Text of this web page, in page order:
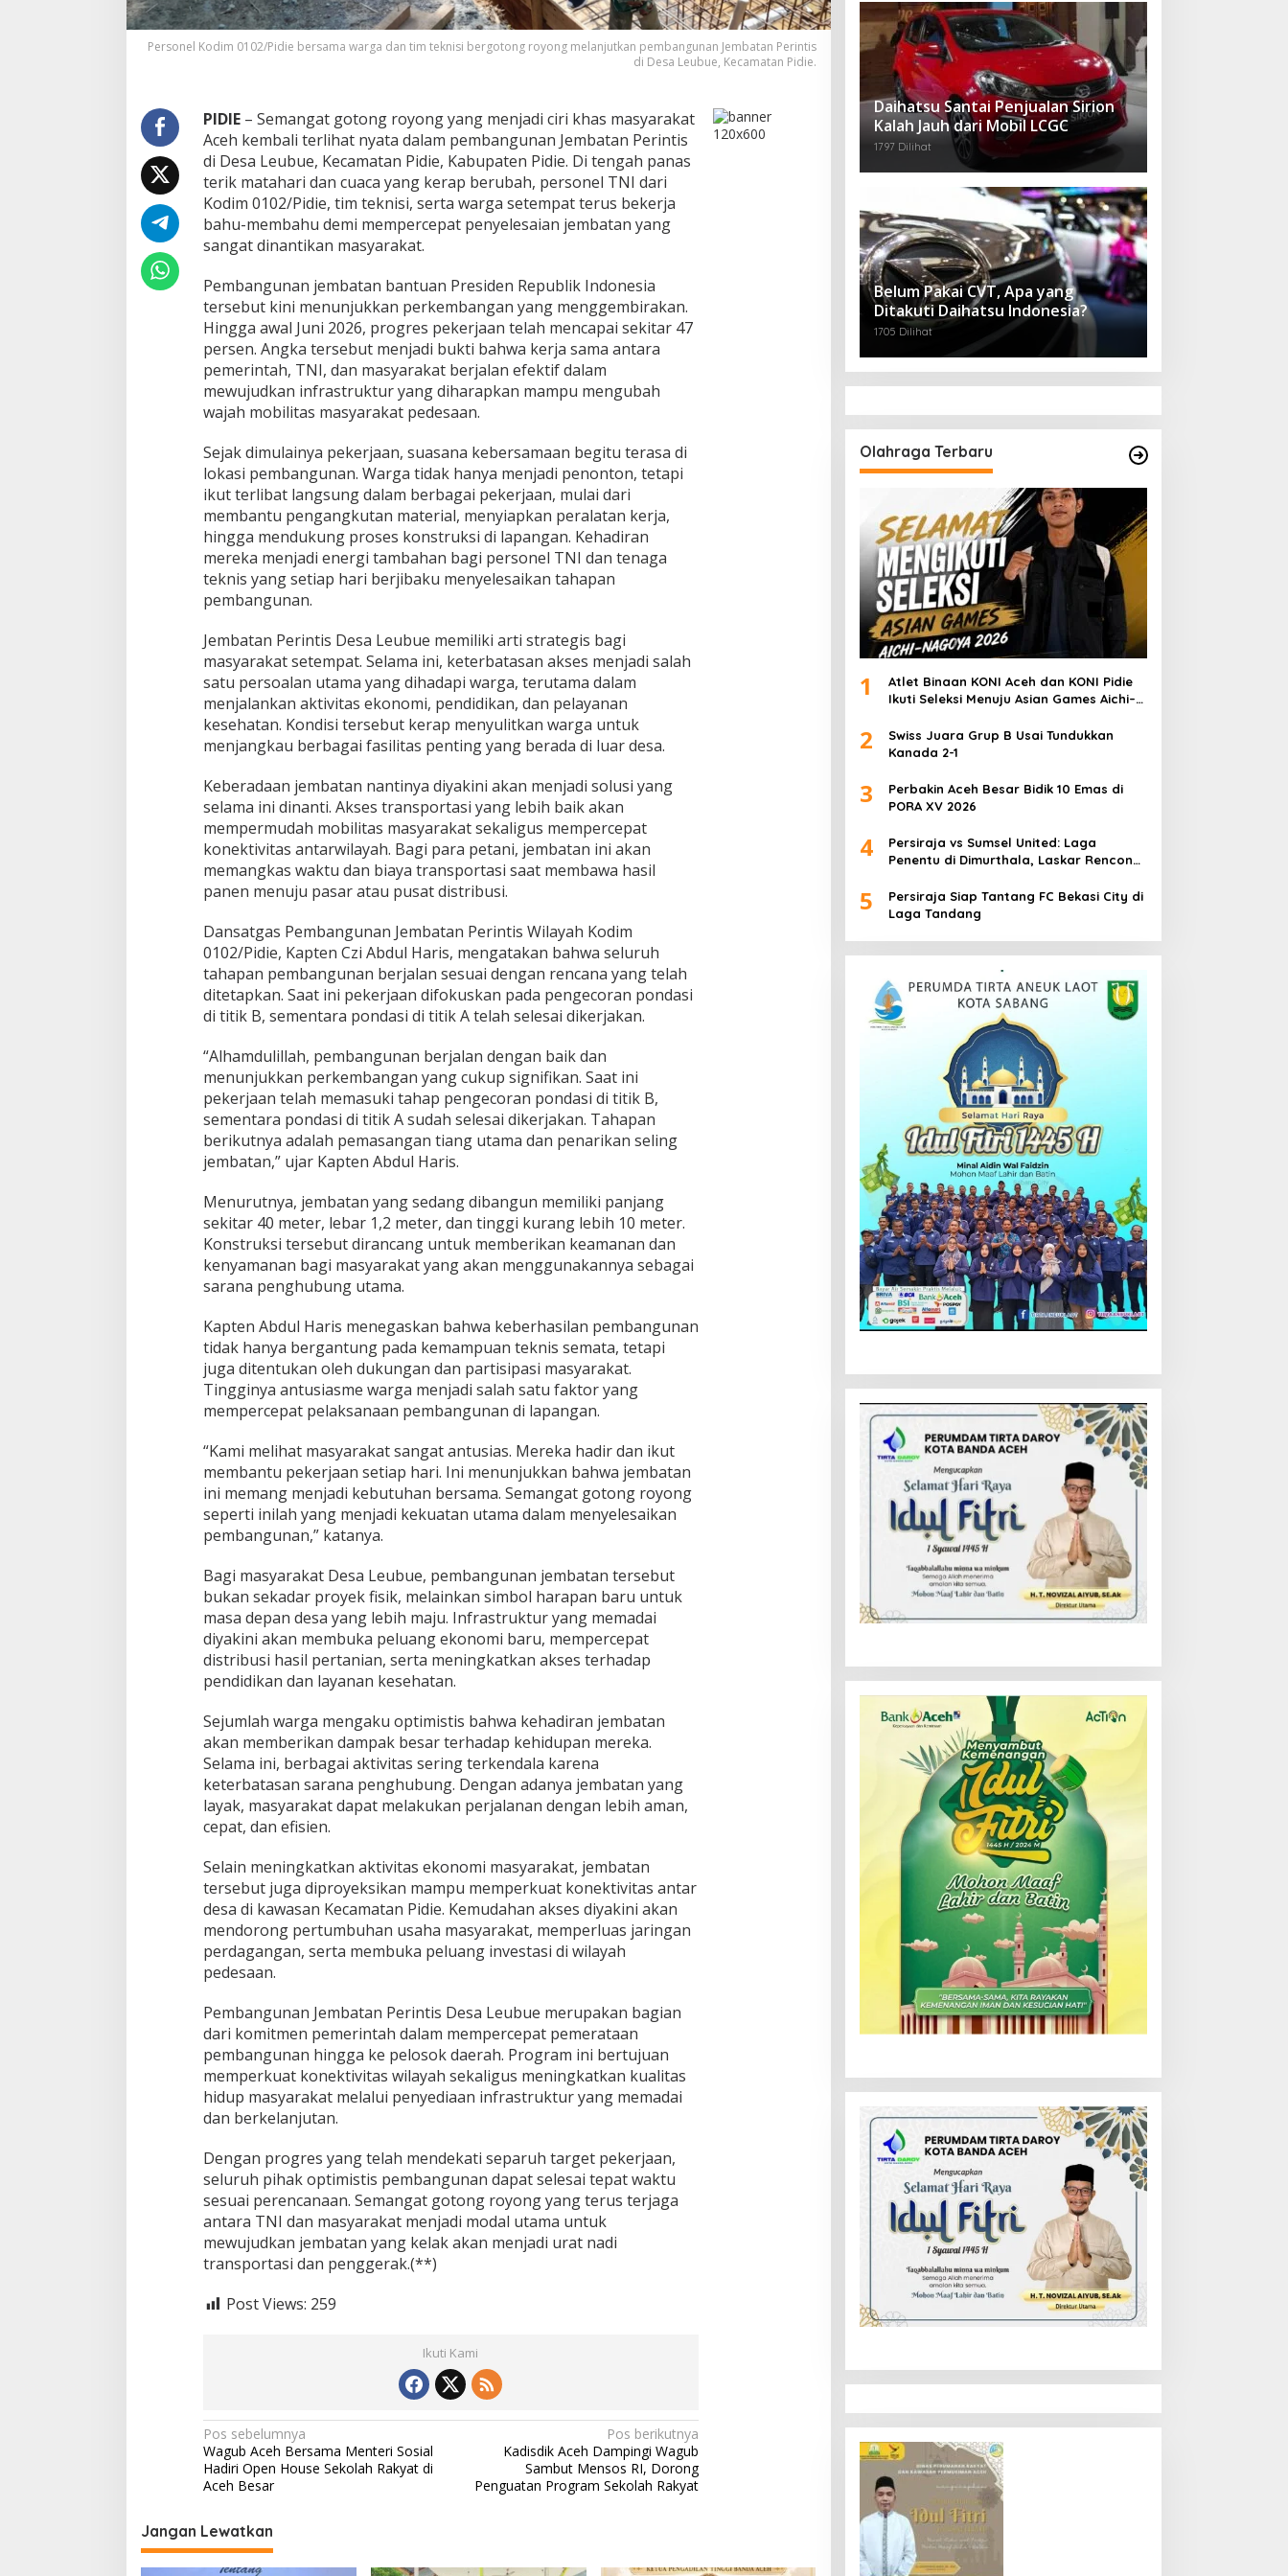
e
,
P
r
e
S
u
d
a
h
4
P
e
r
s
e
n
Personel Kodim 0102/Pidie bersama warga dan tim teknisi bergotong royong melanjutkan pembangunan Jembatan Perintis
di Desa Leubue, Kecamatan Pidie.
PIDIE– Semangat gotong royong yang menjadi ciri khas masyarakat
Aceh kembali terlihat nyata dalam pembangunan Jembatan Perintis
di Desa Leubue, Kecamatan Pidie, Kabupaten Pidie. Di tengah panas
terik matahari dan cuaca yang kerap berubah, personel TNI dari
Kodim 0102/Pidie, tim teknisi, serta warga setempat terus bekerja
bahu-membahu demi mempercepat penyelesaian jembatan yang
sangat dinantikan masyarakat.
Pembangunan jembatan bantuan Presiden Republik Indonesia
tersebut kini menunjukkan perkembangan yang menggembirakan.
Hingga awal Juni 2026, progres pekerjaan telah mencapai sekitar 47
persen. Angka tersebut menjadi bukti bahwa kerja sama antara
pemerintah, TNI, dan masyarakat berjalan efektif dalam
mewujudkan infrastruktur yang diharapkan mampu mengubah
wajah mobilitas masyarakat pedesaan.
Sejak dimulainya pekerjaan, suasana kebersamaan begitu terasa di
lokasi pembangunan. Warga tidak hanya menjadi penonton, tetapi
ikut terlibat langsung dalam berbagai pekerjaan, mulai dari
membantu pengangkutan material, menyiapkan peralatan kerja,
hingga mendukung proses konstruksi di lapangan. Kehadiran
mereka menjadi energi tambahan bagi personel TNI dan tenaga
teknis yang setiap hari berjibaku menyelesaikan tahapan
pembangunan.
Jembatan Perintis Desa Leubue memiliki arti strategis bagi
masyarakat setempat. Selama ini, keterbatasan akses menjadi salah
satu persoalan utama yang dihadapi warga, terutama dalam
menjalankan aktivitas ekonomi, pendidikan, dan pelayanan
kesehatan. Kondisi tersebut kerap menyulitkan warga untuk
menjangkau berbagai fasilitas penting yang berada di luar desa.
Keberadaan jembatan nantinya diyakini akan menjadi solusi yang
selama ini dinanti. Akses transportasi yang lebih baik akan
mempermudah mobilitas masyarakat sekaligus mempercepat
konektivitas antarwilayah. Bagi para petani, jembatan ini akan
memangkas waktu dan biaya transportasi saat membawa hasil
panen menuju pasar atau pusat distribusi.
Dansatgas Pembangunan Jembatan Perintis Wilayah Kodim
0102/Pidie, Kapten Czi Abdul Haris, mengatakan bahwa seluruh
tahapan pembangunan berjalan sesuai dengan rencana yang telah
ditetapkan. Saat ini pekerjaan difokuskan pada pengecoran pondasi
di titik B, sementara pondasi di titik A telah selesai dikerjakan.
“Alhamdulillah, pembangunan berjalan dengan baik dan
menunjukkan perkembangan yang cukup signifikan. Saat ini
pekerjaan telah memasuki tahap pengecoran pondasi di titik B,
sementara pondasi di titik A sudah selesai dikerjakan. Tahapan
berikutnya adalah pemasangan tiang utama dan penarikan seling
jembatan,” ujar Kapten Abdul Haris.
Menurutnya, jembatan yang sedang dibangun memiliki panjang
sekitar 40 meter, lebar 1,2 meter, dan tinggi kurang lebih 10 meter.
Konstruksi tersebut dirancang untuk memberikan keamanan dan
kenyamanan bagi masyarakat yang akan menggunakannya sebagai
sarana penghubung utama.
Kapten Abdul Haris menegaskan bahwa keberhasilan pembangunan
tidak hanya bergantung pada kemampuan teknis semata, tetapi
juga ditentukan oleh dukungan dan partisipasi masyarakat.
Tingginya antusiasme warga menjadi salah satu faktor yang
mempercepat pelaksanaan pembangunan di lapangan.
“Kami melihat masyarakat sangat antusias. Mereka hadir dan ikut
membantu pekerjaan setiap hari. Ini menunjukkan bahwa jembatan
ini memang menjadi kebutuhan bersama. Semangat gotong royong
seperti inilah yang menjadi kekuatan utama dalam menyelesaikan
pembangunan,” katanya.
Bagi masyarakat Desa Leubue, pembangunan jembatan tersebut
bukan sekadar proyek fisik, melainkan simbol harapan baru untuk
masa depan desa yang lebih maju. Infrastruktur yang memadai
diyakini akan membuka peluang ekonomi baru, mempercepat
distribusi hasil pertanian, serta meningkatkan akses terhadap
pendidikan dan layanan kesehatan.
Sejumlah warga mengaku optimistis bahwa kehadiran jembatan
akan memberikan dampak besar terhadap kehidupan mereka.
Selama ini, berbagai aktivitas sering terkendala karena
keterbatasan sarana penghubung. Dengan adanya jembatan yang
layak, masyarakat dapat melakukan perjalanan dengan lebih aman,
cepat, dan efisien.
Selain meningkatkan aktivitas ekonomi masyarakat, jembatan
tersebut juga diproyeksikan mampu memperkuat konektivitas antar
desa di kawasan Kecamatan Pidie. Kemudahan akses diyakini akan
mendorong pertumbuhan usaha masyarakat, memperluas jaringan
perdagangan, serta membuka peluang investasi di wilayah
pedesaan.
Pembangunan Jembatan Perintis Desa Leubue merupakan bagian
dari komitmen pemerintah dalam mempercepat pemerataan
pembangunan hingga ke pelosok daerah. Program ini bertujuan
memperkuat konektivitas wilayah sekaligus meningkatkan kualitas
hidup masyarakat melalui penyediaan infrastruktur yang memadai
dan berkelanjutan.
Dengan progres yang telah mendekati separuh target pekerjaan,
seluruh pihak optimistis pembangunan dapat selesai tepat waktu
sesuai perencanaan. Semangat gotong royong yang terus terjaga
antara TNI dan masyarakat menjadi modal utama untuk
mewujudkan jembatan yang kelak akan menjadi urat nadi
transportasi dan penggerak.(**)
Post Views: 259
Ikuti Kami
N
a
v
i
g
Pos sebelumnya
Wagub Aceh Bersama Menteri Sosial
Hadiri Open House Sekolah Rakyat di
Aceh Besar
Pos berikutnya
Kadisdik Aceh Dampingi Wagub
Sambut Mensos RI, Dorong
Penguatan Program Sekolah Rakyat
Jangan Lewatkan
Daihatsu Santai Penjualan Sirion
Kalah Jauh dari Mobil LCGC
1797 Dilihat
Belum Pakai CVT, Apa yang
Ditakuti Daihatsu Indonesia?
1705 Dilihat
Olahraga Terbaru
1
Atlet Binaan KONI Aceh dan KONI Pidie
Ikuti Seleksi Menuju Asian Games Aichi–
2
Swiss Juara Grup B Usai Tundukkan
Kanada 2-1
3
Perbakin Aceh Besar Bidik 10 Emas di
PORA XV 2026
4
Persiraja vs Sumsel United: Laga
Penentu di Dimurthala, Laskar Rencong
5
Persiraja Siap Tantang FC Bekasi City di
Laga Tandang